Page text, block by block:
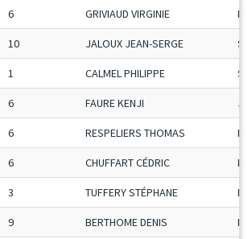
6 GRIVIAUD VIRGINIE
10 JALOUX JEAN-SERGE
1 CALMEL PHILIPPE
6 FAURE KENJI
6 RESPELIERS THOMAS
6 CHUFFART CÉDRIC
3 TUFFERY STÉPHANE
9 BERTHOME DENIS